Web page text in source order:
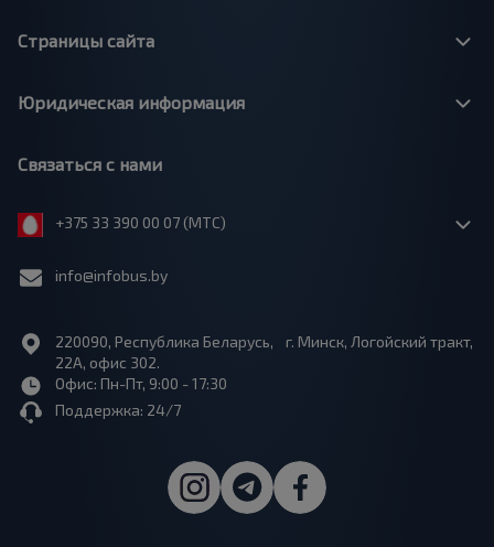
Страницы сайта
Юридическая информация
Связаться с нами
+375 33 390 00 07 (МТС)
info@infobus.by
220090, Республика Беларусь, г. Минск, Логойский тракт,
22А, офис 302.
Офис: Пн-Пт, 9:00 - 17:30
Поддержка: 24/7